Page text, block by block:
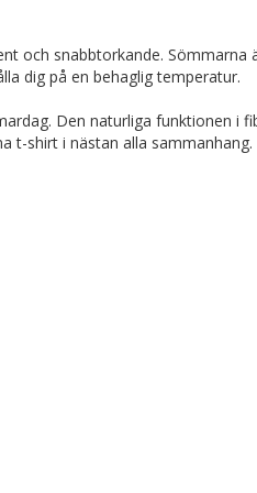
och snabbtorkande. Sömmarna
dig på en behaglig temperatur.
Den naturliga funktionen i
t-shirt i nästan alla sammanhang.